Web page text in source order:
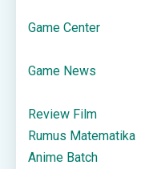
Game Center
Game News
Review Film
Rumus Matematika
Anime Batch